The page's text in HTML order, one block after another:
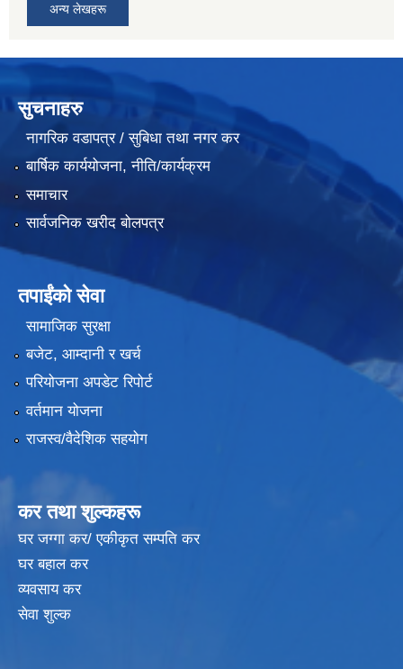
अन्य लेखहरू
सुचनाहरु
नागरिक वडापत्र / सुबिधा तथा नगर कर
बार्षिक कार्ययोजना, नीति/कार्यक्रम
समाचार
सार्वजनिक खरीद बोलपत्र
तपाईंको सेवा
सामाजिक सुरक्षा
बजेट, आम्दानी र खर्च
परियोजना अपडेट रिपोर्ट
वर्तमान योजना
राजस्व/वैदेशिक सहयोग
कर तथा शुल्कहरू
घर जग्गा कर/ एकीकृत सम्पति कर
घर बहाल कर
व्यवसाय कर
सेवा शुल्क